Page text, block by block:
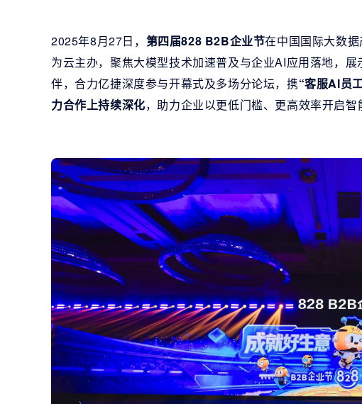
2025年8月27日， 第四届828 B2B企业节在中国国际大数
为云主办，聚焦大模型技术加速普及与企业AI应用落地，
伴，合力亿捷深度参与开幕式及多场分论坛，携“客服AI员
力合作上持续深化，助力企业以更低门槛、更高效率开启智